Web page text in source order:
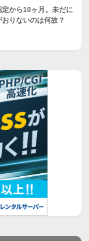
定から10ヶ月。未だに
おりないのは何故？